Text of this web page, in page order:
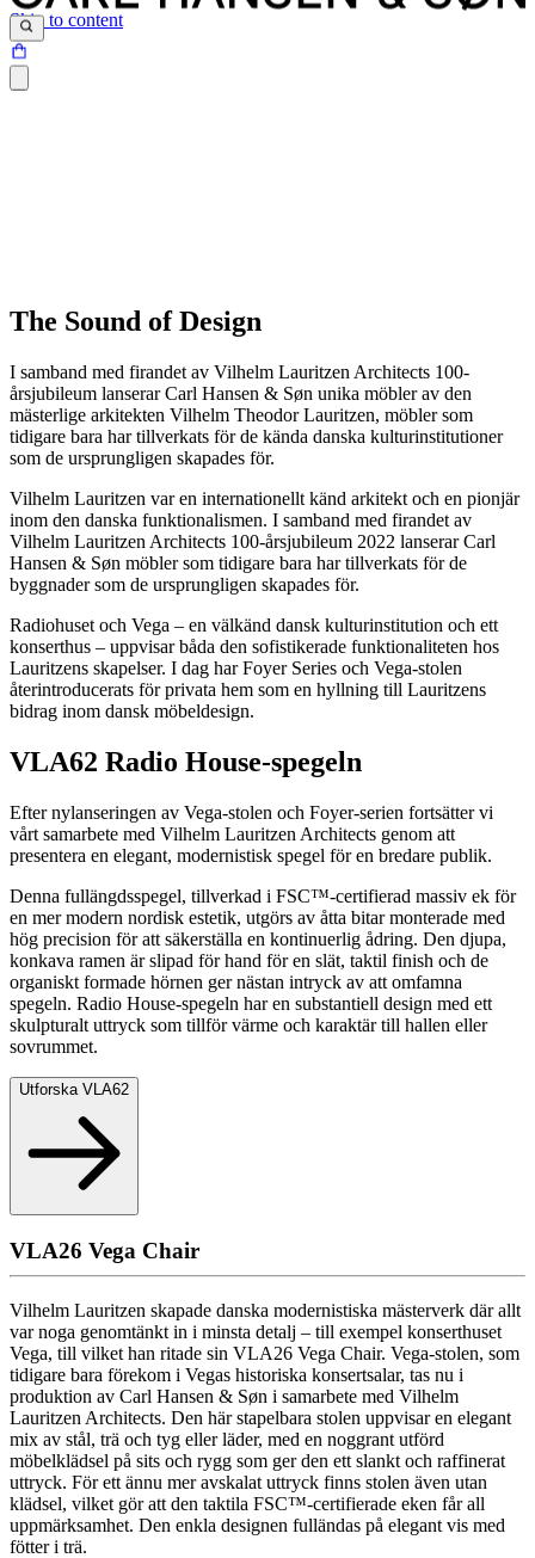
Skip to content
The Sound of Design
I samband med firandet av Vilhelm Lauritzen Architects 100-
årsjubileum lanserar Carl Hansen & Søn unika möbler av den
mästerlige arkitekten Vilhelm Theodor Lauritzen, möbler som
tidigare bara har tillverkats för de kända danska kulturinstitutioner
som de ursprungligen skapades för.
Vilhelm Lauritzen var en internationellt känd arkitekt och en pionjär
inom den danska funktionalismen. I samband med firandet av
Vilhelm Lauritzen Architects 100-årsjubileum 2022 lanserar Carl
Hansen & Søn möbler som tidigare bara har tillverkats för de
byggnader som de ursprungligen skapades för.
Radiohuset och Vega – en välkänd dansk kulturinstitution och ett
konserthus – uppvisar båda den sofistikerade funktionaliteten hos
Lauritzens skapelser. I dag har Foyer Series och Vega-stolen
återintroducerats för privata hem som en hyllning till Lauritzens
bidrag inom dansk möbeldesign.
VLA62 Radio House-spegeln
Efter nylanseringen av Vega-stolen och Foyer-serien fortsätter vi
vårt samarbete med Vilhelm Lauritzen Architects genom att
presentera en elegant, modernistisk spegel för en bredare publik.
Denna fullängdsspegel, tillverkad i FSC™-certifierad massiv ek för
en mer modern nordisk estetik, utgörs av åtta bitar monterade med
hög precision för att säkerställa en kontinuerlig ådring. Den djupa,
konkava ramen är slipad för hand för en slät, taktil finish och de
organiskt formade hörnen ger nästan intryck av att omfamna
spegeln. Radio House-spegeln har en substantiell design med ett
skulpturalt uttryck som tillför värme och karaktär till hallen eller
sovrummet.
Utforska VLA62
VLA26 Vega Chair
Vilhelm Lauritzen skapade danska modernistiska mästerverk där allt
var noga genomtänkt in i minsta detalj – till exempel konserthuset
Vega, till vilket han ritade sin VLA26 Vega Chair. Vega-stolen, som
tidigare bara förekom i Vegas historiska konsertsalar, tas nu i
produktion av Carl Hansen & Søn i samarbete med Vilhelm
Lauritzen Architects. Den här stapelbara stolen uppvisar en elegant
mix av stål, trä och tyg eller läder, med en noggrant utförd
möbelklädsel på sits och rygg som ger den ett slankt och raffinerat
uttryck. För ett ännu mer avskalat uttryck finns stolen även utan
klädsel, vilket gör att den taktila FSC™-certifierade eken får all
uppmärksamhet. Den enkla designen fulländas på elegant vis med
fötter i trä.